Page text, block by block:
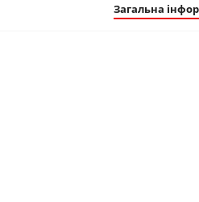
Загальна